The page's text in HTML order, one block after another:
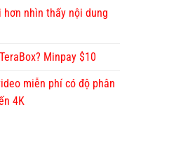
hơn nhìn thấy nội dung
Minpay $10
miễn phí có độ phân
4K